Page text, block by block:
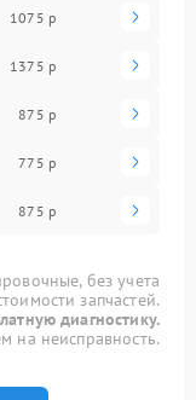
1075 р
1375 р
875 р
775 р
875 р
без учета
запчастей.
диагностику.
на неисправность.